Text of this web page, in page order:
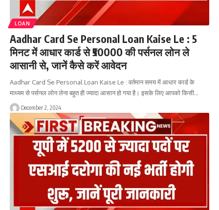
LOAN
Aadhar Card Se Personal Loan Kaise Le : 5
मिनट में आधार कार्ड से ₹50000 की पर्सनल लोन ले
आसानी से, जानें कैसे करें आवेदन
Aadhar Card Se Personal Loan Kaise Le : वर्तमान समय में आधार कार्ड के
माध्यम से पर्सनल लोन लेना बहुत ही ज्यादा आसान हो गया है। इसके लिए आपको किसी…
December 2, 2024